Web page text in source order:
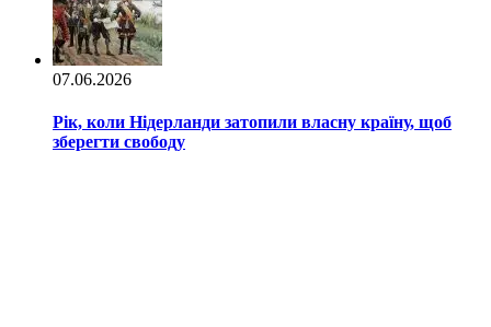
07.06.2026
Рік, коли Нідерланди затопили власну країну, щоб
зберегти свободу